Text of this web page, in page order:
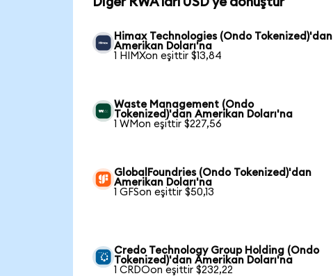
Himax Technologies (Ondo Tokenized)'dan
Amerikan Doları'na
1 HIMXon eşittir $13,84
Waste Management (Ondo
Tokenized)'dan Amerikan Doları'na
1 WMon eşittir $227,56
GlobalFoundries (Ondo Tokenized)'dan
Amerikan Doları'na
1 GFSon eşittir $50,13
Credo Technology Group Holding (Ondo
Tokenized)'dan Amerikan Doları'na
1 CRDOon eşittir $232,22